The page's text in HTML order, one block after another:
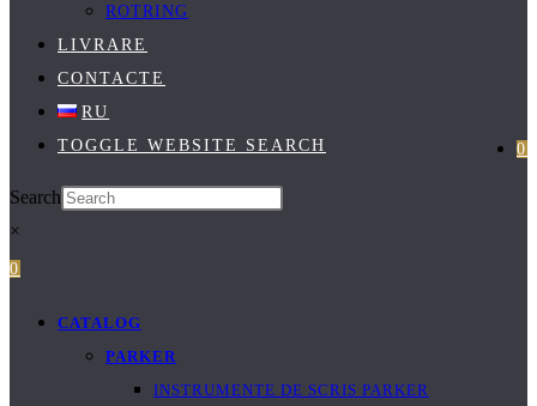
ROTRING
LIVRARE
CONTACTE
RU
0
TOGGLE WEBSITE SEARCH
Search
×
0
CATALOG
PARKER
INSTRUMENTE DE SCRIS PARKER